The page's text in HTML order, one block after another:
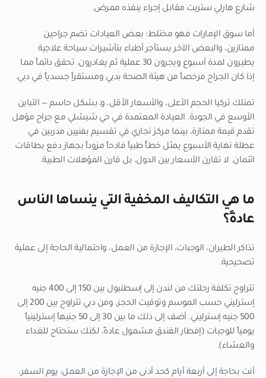
شارع هارلي ستريت مقابل إجراء ينفذه ممرض.
أما سوق الإمارات فهو مختلط؛ بعض العيادات تضم جراحين
ممتازين، والبعض الآخر يستأجر أطباء بتأشيرات سياحة علاجية
يطيرون لمدة أسبوع ويجرون 30 عملية ثم يغادرون. تحقق دائماً مما
إذا كان الجراح مرخصاً من هيئة الصحة بدبي ومستقراً جسدياً في دبي.
تمتلك تركيا الحجم الأعلى، والأسعار الأقل، وـ بشكل حاسم — التباين
الأوسع في الجودة. العيادة المعتمدة في حي شيشلي مع جراح مؤهل
تقدم قيمة ممتازة، بينما مركز تجاري في تقسيم بفنيين مدربين في
عطلة نهاية الأسبوع يمثل خطأً طبياً فادحاً مزوداً بجهاز دفع بطاقات
ائتمان. لا تقارن الأسعار بين الدول، بل قارن المؤهلات الطبية.
ما هي التكاليف المخفية التي ينساها الناس
عادةً؟
تذاكر الطيران، الوجبات، الإجازة من العمل، واحتمالية الحاجة إلى عملية
تصحيحية.
تتراوح تكلفة رحلتك من لندن إلى إسطنبول بين 150 إلى 400 جنيه
إسترليني حسب الموسم وتوقيت الحجز، ومن دبي تتراوح بين 200 إلى
500 جنيه إسترليني. أضف إلى ذلك ما بين 30 إلى 50 جنيهاً إسترلينياً
يومياً للوجبات (إفطار الفندق مشمول عادةً، لكنك ستحتاج للغداء
والعشاء).
أنت بحاجة إلى أربعة أيام كحد أدنى من الإجازة من العمل: يوم السفر،